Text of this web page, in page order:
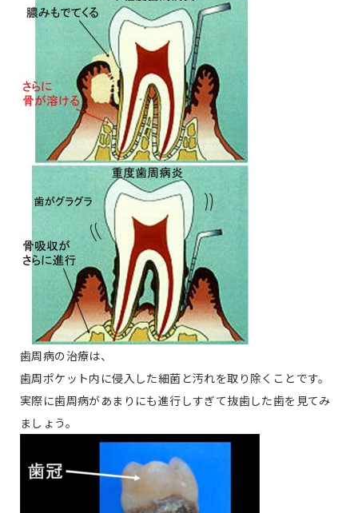
歯周病の治療は、
歯周ポケット内に侵入した細菌と汚れを取り除くことです。
実際に歯周病があまりにも進行しすぎて抜歯した歯を見てみ
ましょう。